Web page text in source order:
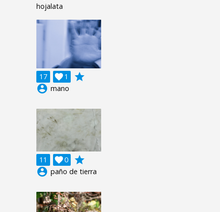
hojalata
17 1

grade
account_circle mano
11 0

grade
account_circle paño de tierra